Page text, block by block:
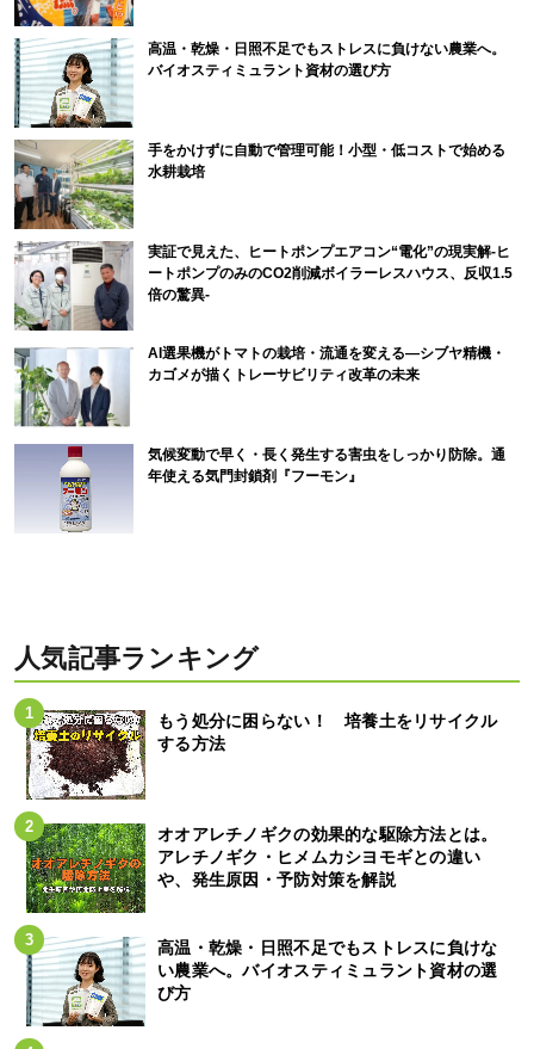
高温・乾燥・日照不足でもストレスに負けない農業へ。
バイオスティミュラント資材の選び方
手をかけずに自動で管理可能！小型・低コストで始める
水耕栽培
実証で見えた、ヒートポンプエアコン“電化”の現実解-ヒ
ートポンプのみのCO2削減ボイラーレスハウス、反収1.5
倍の驚異-
AI選果機がトマトの栽培・流通を変える―シブヤ精機・
カゴメが描くトレーサビリティ改革の未来
気候変動で早く・長く発生する害虫をしっかり防除。通
年使える気門封鎖剤『フーモン』
人気記事ランキング
もう処分に困らない！ 培養土をリサイクル
する方法
オオアレチノギクの効果的な駆除方法とは。
アレチノギク・ヒメムカシヨモギとの違い
や、発生原因・予防対策を解説
高温・乾燥・日照不足でもストレスに負けな
い農業へ。バイオスティミュラント資材の選
び方